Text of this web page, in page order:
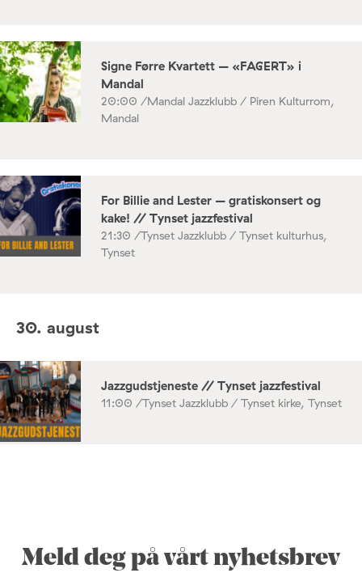
Signe Førre Kvartett – «FAGERT» i
Mandal
20:00 /Mandal Jazzklubb / Piren Kulturrom,
Mandal
For Billie and Lester – gratiskonsert og
kake! // Tynset jazzfestival
21:30 /Tynset Jazzklubb / Tynset kulturhus,
Tynset
30. august
Jazzgudstjeneste // Tynset jazzfestival
11:00 /Tynset Jazzklubb / Tynset kirke, Tynset
Meld deg på vårt nyhetsbrev